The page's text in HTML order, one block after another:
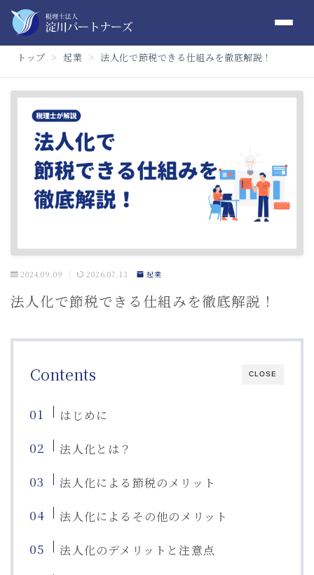
トップ ＞ 起業 ＞ 法人化で節税できる仕組みを徹底解説！
2024.09.09 2026.07.13 起業
法人化で節税できる仕組みを徹底解説！
CLOSE
Contents
はじめに
法人化とは？
法人化による節税のメリット
法人化によるその他のメリット
法人化のデメリットと注意点